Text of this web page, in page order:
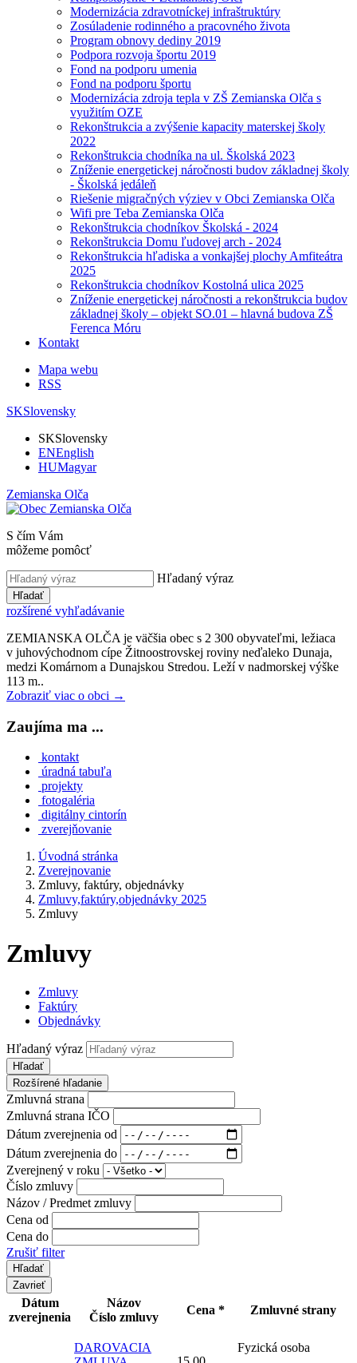
Modernizácia zdravotníckej infraštruktúry
Zosúladenie rodinného a pracovného života
Program obnovy dediny 2019
Podpora rozvoja športu 2019
Fond na podporu umenia
Fond na podporu športu
Modernizácia zdroja tepla v ZŠ Zemianska Olča s
využitím OZE
Rekonštrukcia a zvýšenie kapacity materskej školy
2022
Rekonštrukcia chodníka na ul. Školská 2023
Zníženie energetickej náročnosti budov základnej školy
- Školská jedáleň
Riešenie migračných výziev v Obci Zemianska Olča
Wifi pre Teba Zemianska Olča
Rekonštrukcia chodníkov Školská - 2024
Rekonštrukcia Domu ľudovej arch - 2024
Rekonštrukcia hľadiska a vonkajšej plochy Amfiteátra
2025
Rekonštrukcia chodníkov Kostolná ulica 2025
Zníženie energetickej náročnosti a rekonštrukcia budov
základnej školy – objekt SO.01 – hlavná budova ZŠ
Ferenca Móru
Kontakt
Mapa webu
RSS
SKSlovensky
SKSlovensky
ENEnglish
HUMagyar
Zemianska Olča
S čím Vám
môžeme pomôcť
Hľadaný výraz
Hľadať
rozšírené vyhľadávanie
ZEMIANSKA OLČA je väčšia obec s 2 300 obyvateľmi, ležiaca
v juhovýchodnom cípe Žitnoostrovskej roviny neďaleko Dunaja,
medzi Komárnom a Dunajskou Stredou. Leží v nadmorskej výške
113 m..
Zobraziť viac o obci →
Zaujíma ma ...
kontakt
úradná tabuľa
projekty
fotogaléria
digitálny cintorín
zverejňovanie
Úvodná stránka
Zverejnovanie
Zmluvy, faktúry, objednávky
Zmluvy,faktúry,objednávky 2025
Zmluvy
Zmluvy
Zmluvy
Faktúry
Objednávky
Hľadaný výraz
Hľadať
Rozšírené hľadanie
Zmluvná strana
Zmluvná strana IČO
Dátum zverejnenia od
Dátum zverejnenia do
Zverejnený v roku
Číslo zmluvy
Názov / Predmet zmluvy
Cena od
Cena do
Zrušiť filter
Zavrieť
Dátum
zverejnenia
Názov
Číslo zmluvy
Cena * Zmluvné strany
DAROVACIA
Fyzická osoba